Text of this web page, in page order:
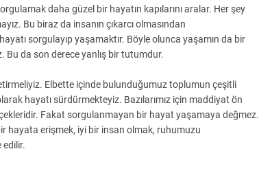
daha güzel bir hayatın kapılarını aralar. Her şey
Bu biraz da insanın çıkarcı olmasından
sorgulayıp yaşamaktır. Böyle olunca yaşamın da bir
Bu da son derece yanlış bir tutumdur.
Elbette içinde bulunduğumuz toplumun çeşitli
hayatı sürdürmekteyiz. Bazılarımız için maddiyat ön
Fakat sorgulanmayan bir hayat yaşamaya değmez.
hayata erişmek, iyi bir insan olmak, ruhumuzu
edilir.